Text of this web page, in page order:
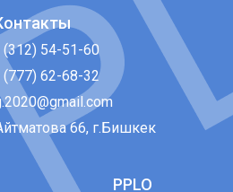
(312) 54-51-60
(777) 62-68-32
66, г.Бишкек
PPLO